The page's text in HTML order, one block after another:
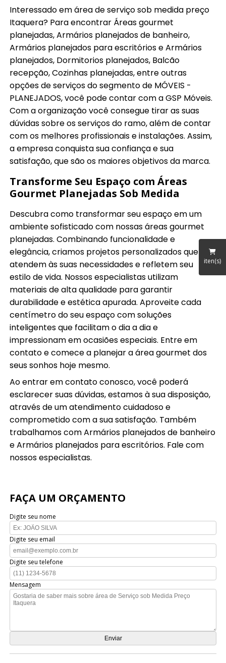
iten(s)
Interessado em área de serviço sob medida preço
Itaquera? Para encontrar Áreas gourmet
planejadas, Armários planejados de banheiro,
Armários planejados para escritórios e Armários
planejados, Dormitorios planejados, Balcão
recepção, Cozinhas planejadas, entre outras
opções de serviços do segmento de MÓVEIS -
PLANEJADOS, você pode contar com a GSP Móveis.
Com a organização você consegue tirar as suas
dúvidas sobre os serviços do ramo, além de contar
com os melhores profissionais e instalações. Assim,
a empresa conquista sua confiança e sua
satisfação, que são os maiores objetivos da marca.
Transforme Seu Espaço com Áreas
Gourmet Planejadas Sob Medida
Descubra como transformar seu espaço em um
ambiente sofisticado com nossas áreas gourmet
planejadas. Combinando funcionalidade e
elegância, criamos projetos personalizados que
atendem às suas necessidades e refletem seu
estilo de vida. Nossos especialistas utilizam
materiais de alta qualidade para garantir
durabilidade e estética apurada. Aproveite cada
centímetro do seu espaço com soluções
inteligentes que facilitam o dia a dia e
impressionam em ocasiões especiais. Entre em
contato e comece a planejar a área gourmet dos
seus sonhos hoje mesmo.
Ao entrar em contato conosco, você poderá
esclarecer suas dúvidas, estamos à sua disposição,
através de um atendimento cuidadoso e
comprometido com a sua satisfação. Também
trabalhamos com Armários planejados de banheiro
e Armários planejados para escritórios. Fale com
nossos especialistas.
FAÇA UM ORÇAMENTO
Digite seu nome
Digite seu email
Digite seu telefone
Mensagem